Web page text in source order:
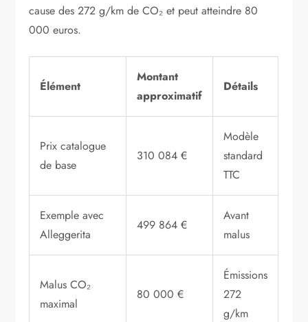
cause des 272 g/km de CO₂ et peut atteindre 80
000 euros.
Élément
Montant
approximatif
Détails
Prix catalogue
de base
310 084 €
Modèle
standard
TTC
Exemple avec
Alleggerita
499 864 €
Avant
malus
Malus CO₂
maximal
80 000 €
Émissions
272
g/km